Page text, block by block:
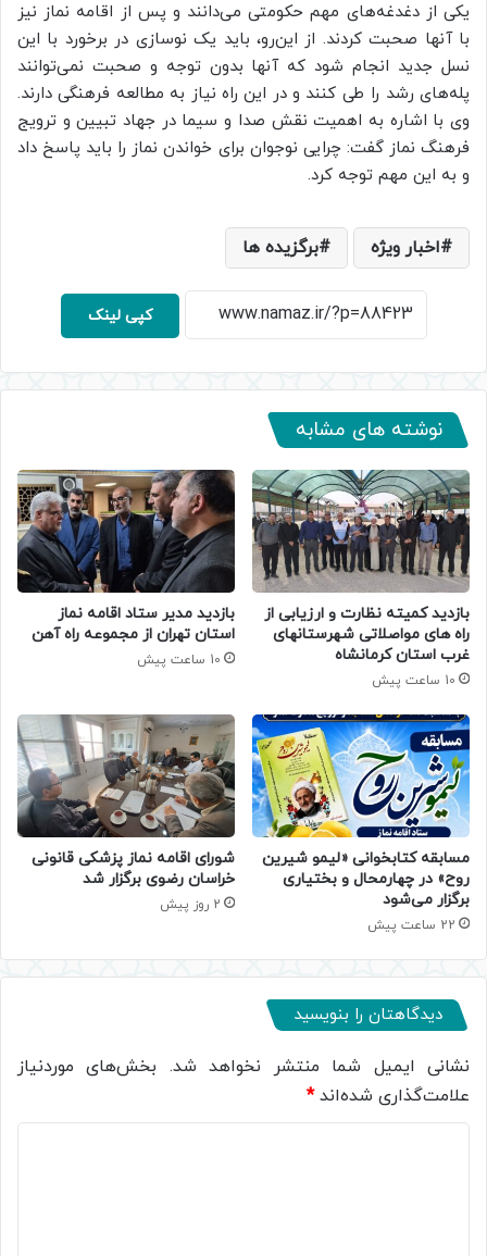
یکی از دغدغه‌های مهم حکومتی می‌دانند و پس از اقامه نماز نیز
با آنها صحبت کردند. از این‌رو، باید یک نوسازی در برخورد با این
نسل جدید انجام شود که آنها بدون توجه و صحبت نمی‌توانند
پله‌های رشد را طی کنند و در این راه نیاز به مطالعه فرهنگی دارند.
وی با اشاره به اهميت نقش صدا و سیما در جهاد تبیین و ترویج
فرهنگ نماز گفت: چرایی نوجوان برای خواندن نماز را باید پاسخ داد
و به این مهم توجه کرد.
اخبار ویژه برگزیده ها
کپی لینک
نوشته های مشابه
بازدید کمیته نظارت و ارزیابی از
راه های مواصلاتی شهرستانهای
غرب استان کرمانشاه
10 ساعت پیش
بازدید مدیر ستاد اقامه نماز
استان تهران از مجموعه راه آهن
10 ساعت پیش
مسابقه کتابخوانی «لیمو شیرین
روح» در چهارمحال و بختیاری
برگزار می‌شود
22 ساعت پیش
شورای اقامه نماز پزشکی قانونی
خراسان رضوی برگزار شد
2 روز پیش
دیدگاهتان را بنویسید
نشانی ایمیل شما منتشر نخواهد شد. بخش‌های موردنیاز
علامت‌گذاری شده‌اند*